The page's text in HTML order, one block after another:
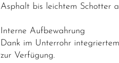
Asphalt bis leichtem Schotter
Interne Aufbewahrung
Dank im Unterrohr
zur Verfügung.